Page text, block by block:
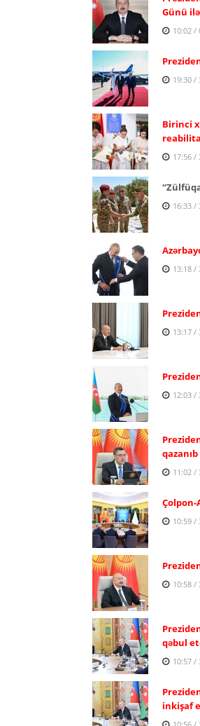
Günü
10:02 /
19:30 /
Birinci
17:56 /
16:33 /
13:18 /
13:17 /
12:03 /
qazanıb
11:02 /
Çolpon-
10:59 /
10:58 /
qəbul
10:57 /
inkişaf